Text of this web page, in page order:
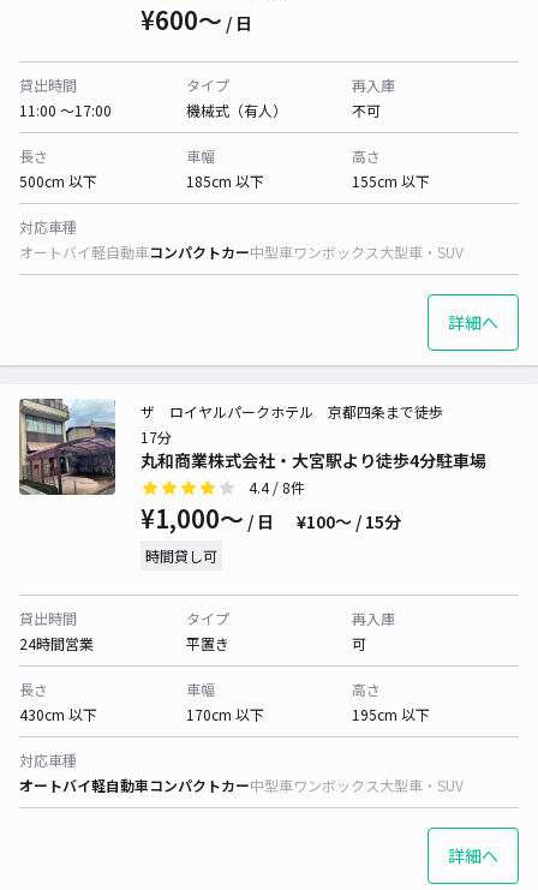
¥600〜 / 日
貸出時間
11:00 〜17:00
タイプ
機械式（有人）
再入庫
不可
長さ
500cm 以下
車幅
185cm 以下
高さ
155cm 以下
対応車種
オートバイ軽自動車コンパクトカー中型車ワンボックス大型車・SUV
詳細へ
丸和商業株式会社・大宮駅より徒歩4分駐車場
ザ ロイヤルパークホテル 京都四条まで徒歩
17分
4.4/ 8件
¥1,000〜 / 日 ¥100〜 / 15分
時間貸し可
貸出時間
24時間営業
タイプ
平置き
再入庫
可
長さ
430cm 以下
車幅
170cm 以下
高さ
195cm 以下
対応車種
オートバイ軽自動車コンパクトカー中型車ワンボックス大型車・SUV
詳細へ